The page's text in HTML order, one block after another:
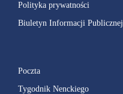
Polityka prywatności
Biuletyn Informacji Publicznej
Poczta
Tygodnik Nenckiego